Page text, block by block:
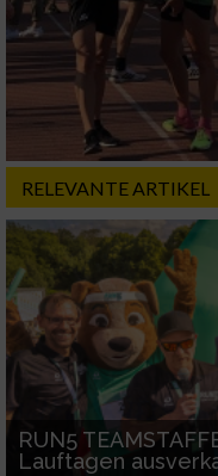
RELEVANTE ARTIKEL
RUN5
Lauftagen